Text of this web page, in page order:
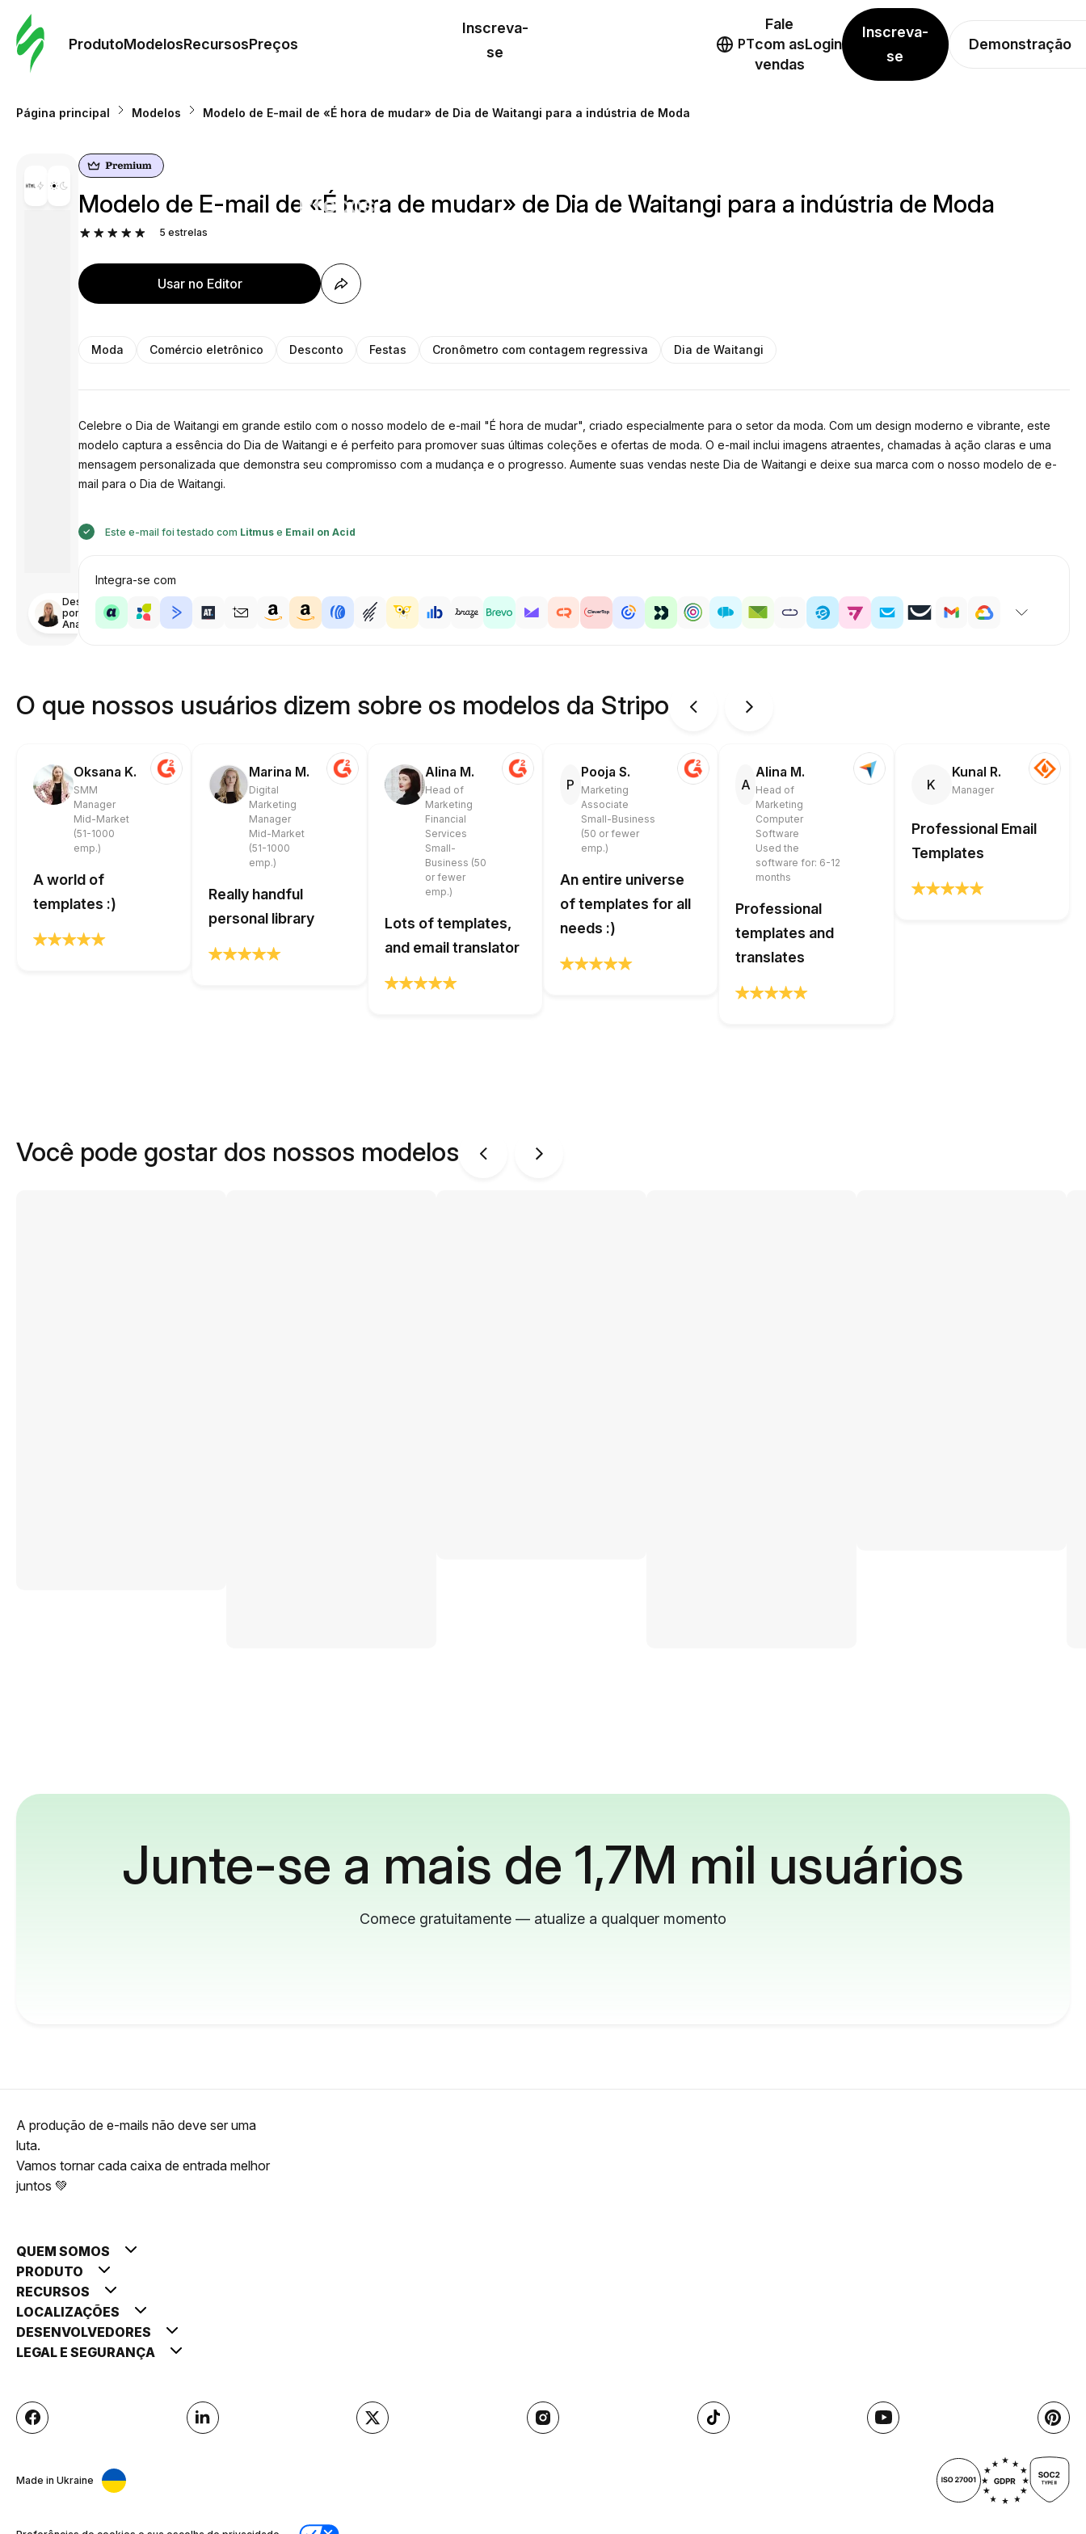
ProdutoModelosRecursosPreços
Modelos
Preços
Inscreva-
se
PT
Fale
com as
vendas
Login
Inscreva-
se
Demonstração
Página principal Modelos Modelo de E-mail de «É hora de mudar» de Dia de Waitangi para a indústria de Moda
Desenhado
por
Anastasiia
Modelo de E-mail de «É hora de mudar» de Dia de Waitangi para a indústria de Moda
5 estrelas
Usar no Editor
Moda Comércio eletrônico Desconto Festas Cronômetro com contagem regressiva Dia de Waitangi
Celebre o Dia de Waitangi em grande estilo com o nosso modelo de e-mail "É hora de mudar", criado especialmente para o setor da moda. Com um design moderno e vibrante, este
modelo captura a essência do Dia de Waitangi e é perfeito para promover suas últimas coleções e ofertas de moda. O e-mail inclui imagens atraentes, chamadas à ação claras e uma
mensagem personalizada que demonstra seu compromisso com a mudança e o progresso. Aumente suas vendas neste Dia de Waitangi e deixe sua marca com o nosso modelo de e-
mail para o Dia de Waitangi.
Este e-mail foi testado com Litmus e Email on Acid
Integra-se com
O que nossos usuários dizem sobre os modelos da Stripo
Oksana K.
SMM
Manager
Mid-Market
(51-1000
emp.)
A world of
templates :)
Marina M.
Digital
Marketing
Manager
Mid-Market
(51-1000
emp.)
Really handful
personal library
Alina M.
Head of
Marketing
Financial
Services
Small-
Business (50
or fewer
emp.)
Lots of templates,
and email translator
P
Pooja S.
Marketing
Associate
Small-Business
(50 or fewer
emp.)
An entire universe
of templates for all
needs :)
A
Alina M.
Head of
Marketing
Computer
Software
Used the
software for: 6-12
months
Professional
templates and
translates
K
Kunal R.
Manager
Professional Email
Templates
Você pode gostar dos nossos modelos
Junte-se a mais de 1,7M mil usuários
Comece gratuitamente — atualize a qualquer momento
A produção de e-mails não deve ser uma
luta.
Vamos tornar cada caixa de entrada melhor
juntos 💚
QUEM SOMOS
PRODUTO
RECURSOS
LOCALIZAÇÕES
DESENVOLVEDORES
LEGAL E SEGURANÇA
Made in Ukraine